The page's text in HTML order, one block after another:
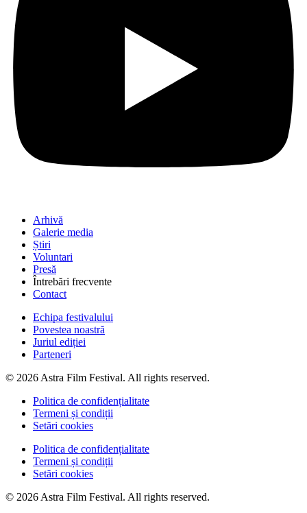
Arhivă
Galerie media
Știri
Voluntari
Presă
Întrebări frecvente
Contact
Echipa festivalului
Povestea noastră
Juriul ediției
Parteneri
© 2026 Astra Film Festival. All rights reserved.
Politica de confidențialitate
Termeni și condiții
Setări cookies
Politica de confidențialitate
Termeni și condiții
Setări cookies
© 2026 Astra Film Festival. All rights reserved.